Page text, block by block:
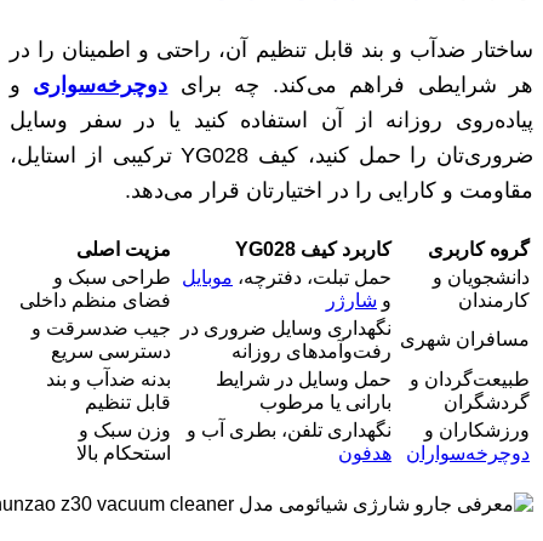
ساختار ضدآب و بند قابل تنظیم آن، راحتی و اطمینان را در
هر شرایطی فراهم می‌کند. چه برای دوچرخه‌سواری و
پیاده‌روی روزانه از آن استفاده کنید یا در سفر وسایل
ضروری‌تان را حمل کنید، کیف YG028 ترکیبی از استایل،
مقاومت و کارایی را در اختیارتان قرار می‌دهد.
گروه کاربری کاربرد کیف
مزیت اصلی
دانشجویان و
کارمندان
حمل تبلت، دفترچه، موبایل
و شارژر
طراحی سبک و
فضای منظم داخلی
مسافران شهری
نگهداری وسایل ضروری در
رفت‌وآمدهای روزانه
جیب ضدسرقت و
دسترسی سریع
طبیعت‌گردان و
گردشگران
حمل وسایل در شرایط
بارانی یا مرطوب
بدنه ضدآب و بند
قابل تنظیم
ورزشکاران و
دوچرخه‌سواران
نگهداری تلفن، بطری آب و
هدفون
وزن سبک و
استحکام بالا